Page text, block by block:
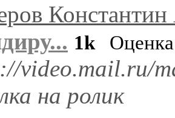
Константин
1k
video.mail.ru/
на ролик